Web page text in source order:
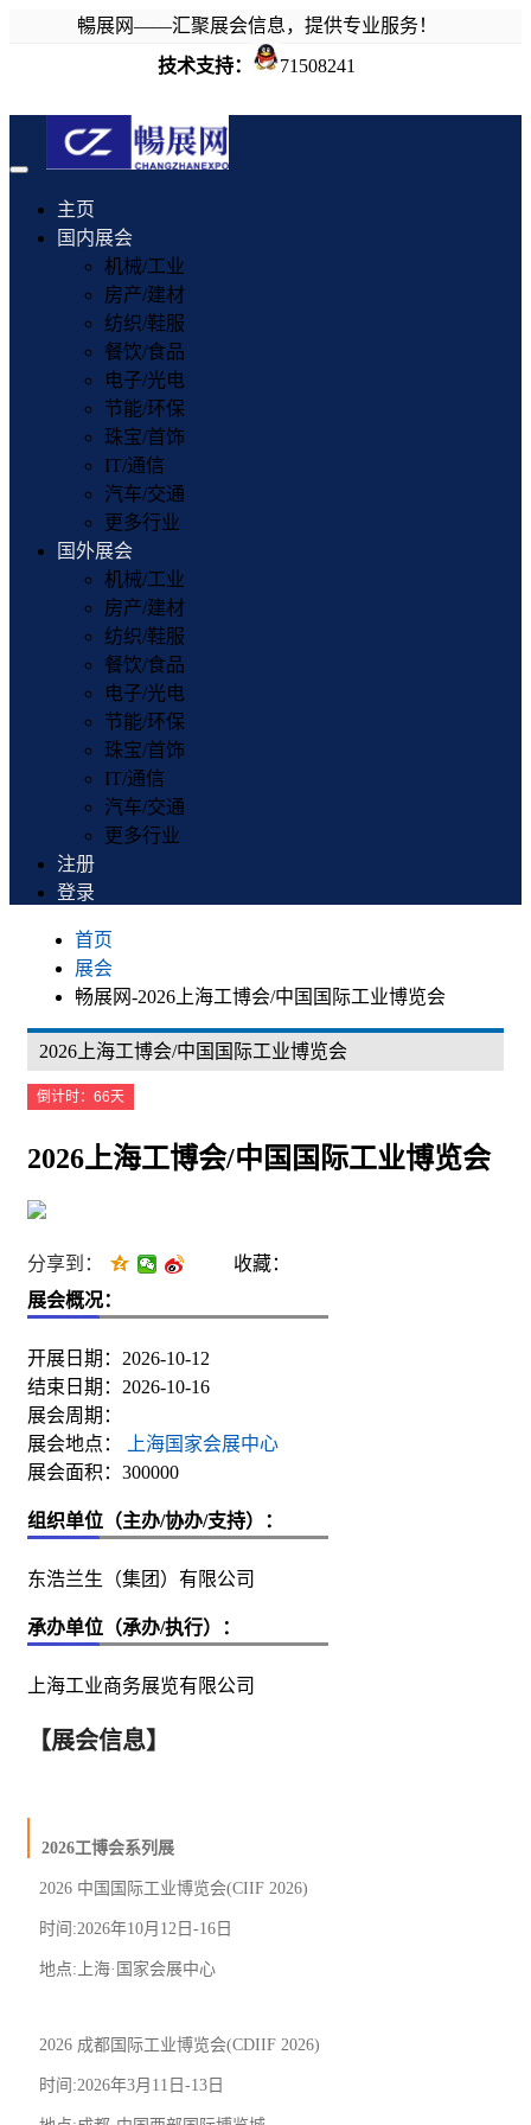
暢展网——汇聚展会信息，提供专业服务！
技术支持：
71508241
Toggle
navigation
主页
国内展会
机械/工业
房产/建材
纺织/鞋服
餐饮/食品
电子/光电
节能/环保
珠宝/首饰
IT/通信
汽车/交通
更多行业
国外展会
机械/工业
房产/建材
纺织/鞋服
餐饮/食品
电子/光电
节能/环保
珠宝/首饰
IT/通信
汽车/交通
更多行业
注册
登录
首页
展会
畅展网-2026上海工博会/中国国际工业博览会
2026上海工博会/中国国际工业博览会
倒计时：66天
2026上海工博会/中国国际工业博览会
分享到：
收藏：
展会概况：
开展日期：2026-10-12
结束日期：2026-10-16
展会周期：
展会地点：
上海国家会展中心
展会面积：300000
组织单位（主办/协办/支持）：
东浩兰生（集团）有限公司
承办单位（承办/执行）：
上海工业商务展览有限公司
【展会信息】
2026工博会系列展
2026 中国国际工业博览会(CIIF 2026)
时间:2026年10月12日-16日
地点:上海·国家会展中心
2026 成都国际工业博览会(CDIIF 2026)
时间:2026年3月11日-13日